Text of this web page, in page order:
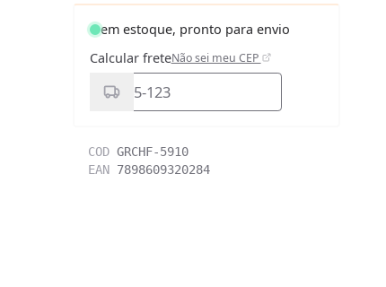
em estoque, pronto para envio
Calcular freteNão sei meu CEP
COD GRCHF-5910
EAN 7898609320284